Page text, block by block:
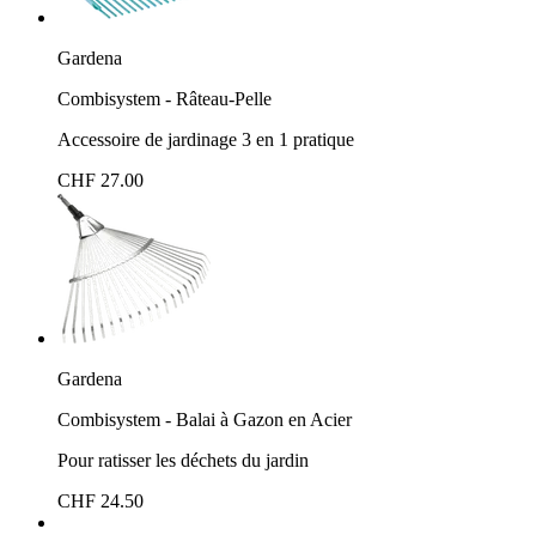
Gardena
Combisystem - Râteau-Pelle
Accessoire de jardinage 3 en 1 pratique
CHF 27.00
Gardena
Combisystem - Balai à Gazon en Acier
Pour ratisser les déchets du jardin
CHF 24.50